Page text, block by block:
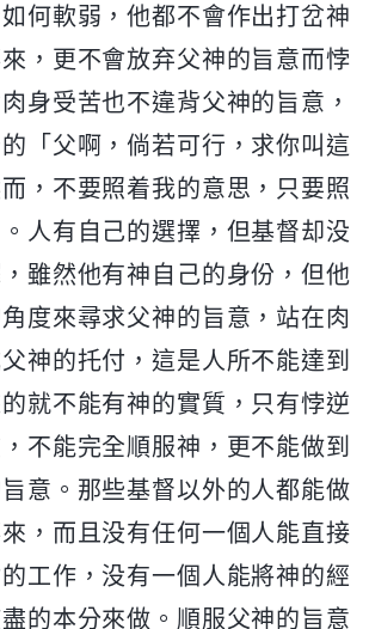
何軟弱，他都不會作出打岔神
，更不會放弃父神的旨意而悖
身受苦也不違背父神的旨意，
「父啊，倘若可行，求你叫這
，不要照着我的意思，只要照
人有自己的選擇，但基督却没
雖然他有神自己的身份，但他
度來尋求父神的旨意，站在肉
神的托付，這是人所不能達到
就不能有神的實質，只有悖逆
不能完全順服神，更不能做到
意。那些基督以外的人都能做
，而且没有任何一個人能直接
工作，没有一個人能將神的經
的本分來做。順服父神的旨意